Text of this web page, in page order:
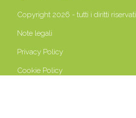
Copyright 2026 - tutti i diritti riservati
Note legali
Privacy Policy
Cookie Policy